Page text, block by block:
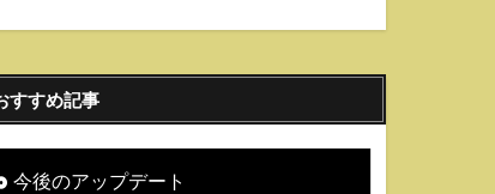
すすめ記事
今後のアップデート